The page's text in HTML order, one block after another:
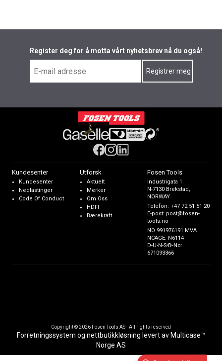
Register deg for å motta vårt nyhetsbrev nå du også!
Kundesenter
Kundesenter
Nedlastinger
Code Of Conduct
Utforsk
Aktuelt
Merker
Om Oss
HDFI
Bærekraft
Fosen Tools
Industrigata 1
N-7130 Brekstad,
NORWAY
Telefon:+47 72 51 51 20
E-post: post@fosen-
tools.no
NO 991976191 MVA
NCAGE: N6114
D-U-N-S®-No:
671093366
Copyright © 2026 Fosen Tools AS - All rights reserved
Forretningssystem og nettbutikkløsning levert av Multicase™
Norge AS